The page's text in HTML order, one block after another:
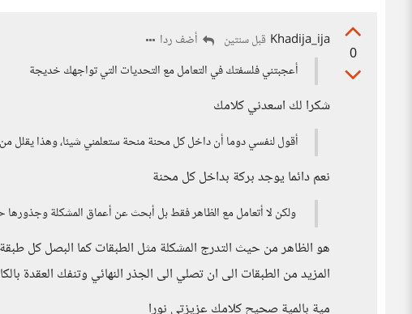
0
Khadija_ija قبل سنتين
أضف ردا
أعجبتني فلسفتك في التعامل مع التحديات التي تواجهك خديجة
شكرا لك اسعدني كلامك
أقول لنفسي دوما أن داخل كل محنة منحة ستعلمني شيئا، وهذا يقلل
نعم دائما يوجد بركة بداخل كل محنة
ولكن لا أتعامل مع الظاهر فقط بل أبحث عن أعماق المشكلة
هو الظاهر من حيث التدرج المشكلة مثل الطبقات كما البصل كل
المزيد من الطبقات الى ان تصلي الى الجذر النهائي وتنفك العقدة